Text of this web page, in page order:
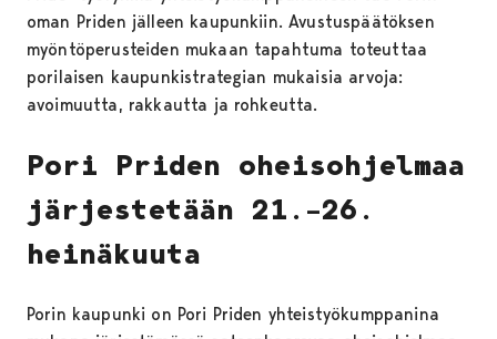
oman Priden jälleen kaupunkiin. Avustuspäätöksen
myöntöperusteiden mukaan tapahtuma toteuttaa
porilaisen kaupunkistrategian mukaisia arvoja:
avoimuutta, rakkautta ja rohkeutta.
Pori Priden oheisohjelmaa
järjestetään 21.–26.
heinäkuuta
Porin kaupunki on Pori Priden yhteistyökumppanina